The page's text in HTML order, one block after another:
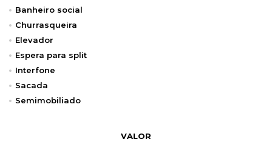
Banheiro social
Churrasqueira
Elevador
Espera para split
Interfone
Sacada
Semimobiliado
VALOR